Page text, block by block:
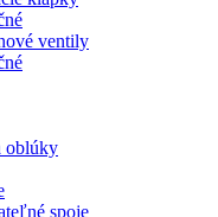
ventily
oblúky
spoje